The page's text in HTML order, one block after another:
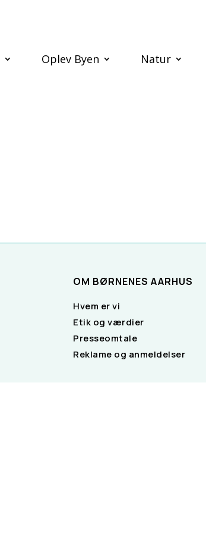
Oplev Byen Natur
OM BØRNENES AARHUS
Hvem er vi
Etik og værdier
Presseomtale
Reklame og anmeldelser